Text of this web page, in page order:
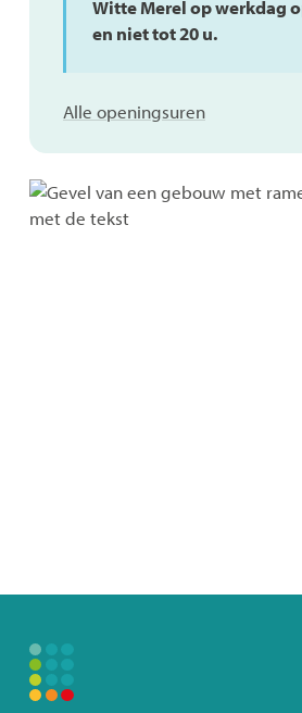
Witte Merel op werkdag
en niet tot 20 u.
Alle openingsurenSport-